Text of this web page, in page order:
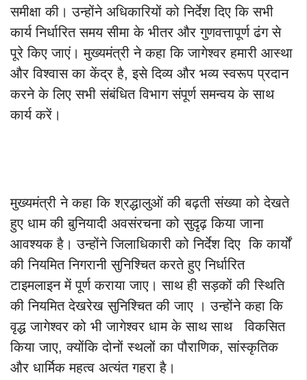
समीक्षा की। उन्होंने अधिकारियों को निर्देश दिए कि सभी
कार्य निर्धारित समय सीमा के भीतर और गुणवत्तापूर्ण ढंग से
पूरे किए जाएं। मुख्यमंत्री ने कहा कि जागेश्वर हमारी आस्था
और विश्वास का केंद्र है, इसे दिव्य और भव्य स्वरूप प्रदान
करने के लिए सभी संबंधित विभाग संपूर्ण समन्वय के साथ
कार्य करें।
मुख्यमंत्री ने कहा कि श्रद्धालुओं की बढ़ती संख्या को देखते
हुए धाम की बुनियादी अवसंरचना को सुदृढ़ किया जाना
आवश्यक है। उन्होंने जिलाधिकारी को निर्देश दिए कि कार्यों
की नियमित निगरानी सुनिश्चित करते हुए निर्धारित
टाइमलाइन में पूर्ण कराया जाए। साथ ही सड़कों की स्थिति
की नियमित देखरेख सुनिश्चित की जाए । उन्होंने कहा कि
वृद्ध जागेश्वर को भी जागेश्वर धाम के साथ साथ विकसित
किया जाए, क्योंकि दोनों स्थलों का पौराणिक, सांस्कृतिक
और धार्मिक महत्व अत्यंत गहरा है।